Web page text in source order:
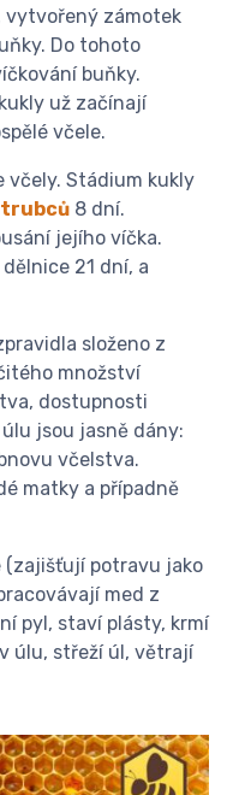
vytvořený zámotek
Do tohoto
buňky.
už začínají
včele.
Stádium kukly
trubců 8 dní.
jejího víčka.
21 dní, a
složeno z
množství
dostupnosti
jsou jasně dány:
včelstva.
matky a případně
(zajišťují potravu jako
med z
pyl, staví plásty, krmí
úlu, střeží úl, větrají